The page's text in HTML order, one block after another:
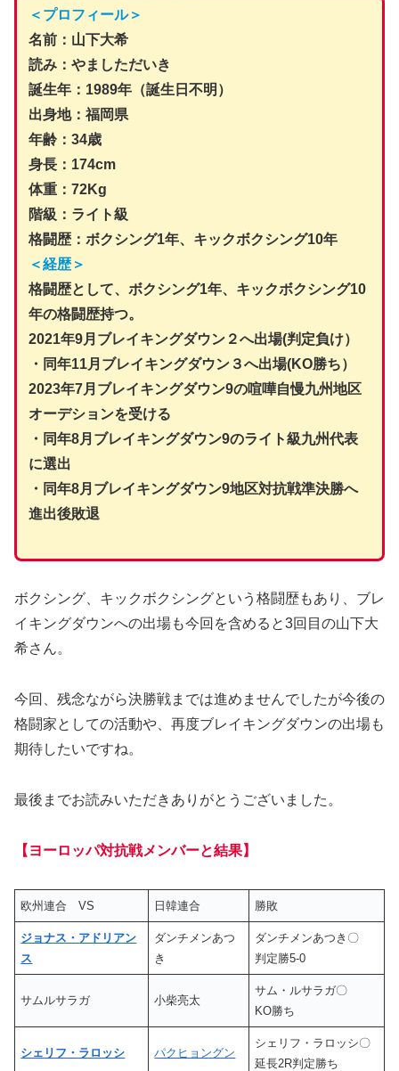
＜プロフィール＞
名前：山下大希
読み：やましただいき
誕生年：1989年（誕生日不明）
出身地：福岡県
年齢：34歳
身長：174cm
体重：72Kg
階級：ライト級
格闘歴：ボクシング1年、キックボクシング10年
＜経歴＞
格闘歴として、ボクシング1年、キックボクシング10
年の格闘歴持つ。
2021年9月ブレイキングダウン２へ出場(判定負け）
・同年11月ブレイキングダウン３へ出場(KO勝ち）
2023年7月ブレイキングダウン9の喧嘩自慢九州地区
オーデションを受ける
・同年8月ブレイキングダウン9のライト級九州代表
に選出
・同年8月ブレイキングダウン9地区対抗戦準決勝へ
進出後敗退
ボクシング、キックボクシングという格闘歴もあり、ブレ
イキングダウンへの出場も今回を含めると3回目の山下大
希さん。
今回、残念ながら決勝戦までは進めませんでしたが今後の
格闘家としての活動や、再度ブレイキングダウンの出場も
期待したいですね。
最後までお読みいただきありがとうございました。
【ヨーロッパ対抗戦メンバーと結果】
欧州連合 VS 日韓連合 勝敗
ジョナス・アドリアン
ス
ダンチメンあつ
き
ダンチメンあつき〇
判定勝5-0
サムルサラガ 小柴亮太
サム・ルサラガ〇
KO勝ち
シェリフ・ラロッシ パクヒョングン
シェリフ・ラロッシ〇
延長2R判定勝ち